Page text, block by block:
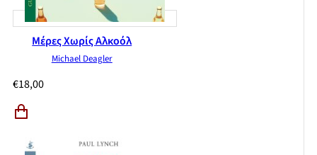
Μέρες Χωρίς Αλκοόλ
Michael Deagler
€18,00